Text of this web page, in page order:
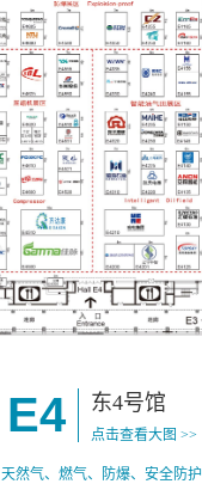
E4 东4号馆
点击查看大图 >>
天然气、燃气、防爆、安全防护